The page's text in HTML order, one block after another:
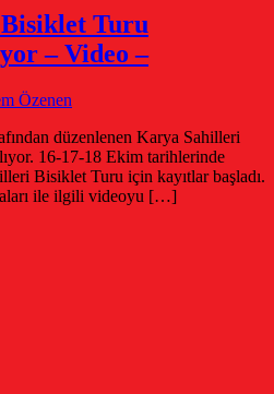
Turu
– Video –
Özenen
düzenlenen Karya Sahilleri
16-17-18 Ekim tarihlerinde
Bisiklet Turu için kayıtlar başladı.
ile ilgili videoyu […]